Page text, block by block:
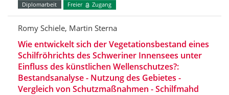
Diplomarbeit Freier Zugang
Romy Schiele, Martin Sterna
Wie entwickelt sich der Vegetationsbestand eines
Schilfröhrichts des Schweriner Innensees unter
Einfluss des künstlichen Wellenschutzes?:
Bestandsanalyse - Nutzung des Gebietes -
Vergleich von Schutzmaßnahmen - Schilfmahd